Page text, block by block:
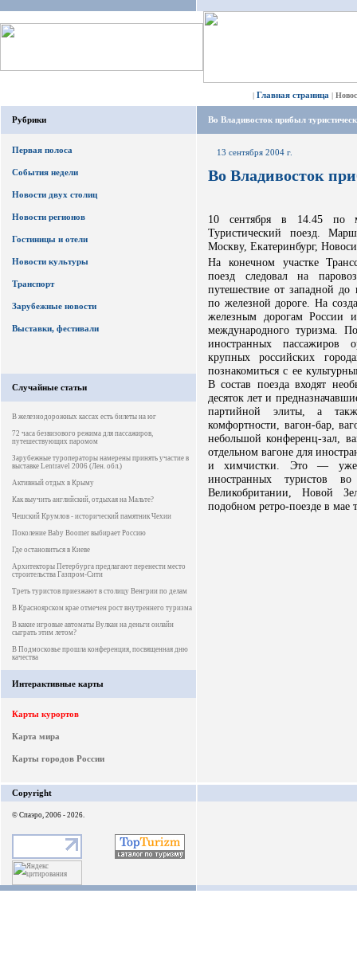
| Главная страница |
Рубрики
Первая полоса
События недели
Новости двух столиц
Новости регионов
Гостиницы и отели
Новости культуры
Транспорт
Зарубежные новости
Выставки, фестивали
Случайные статьи
В железнодорожных кассах есть билеты на юг
72 часа безвизового режима для пассажиров,
путешествующих паромом
Зарубежные туроператоры намерены принять участие в
выставке Lentravel 2006 (Лен. обл.)
Активный отдых в Крыму
Как выучить английский, отдыхая на Мальте?
Чешский Крумлов - исторический памятник Чехии
Поколение Baby Boomer выбирает Россию
Где остановиться в Киеве
Архитекторы Петербурга предлагают перенести место
строительства Газпром-Сити
Треть туристов приезжают в столицу Венгрии по делам
В Красноярском крае отмечен рост внутреннего туризма
В какие игровые автоматы Вулкан на деньги онлайн
сыграть этим летом?
В Подмосковье прошла конференция, посвященная дню
качества
Интерактивные карты
Карты курортов
Карта мира
Карты городов России
Во Владивосток прибыл
13 сентября 2004 г.
Во Владивосток
10 сентября в 14.45 по
Туристический поезд.
Москву, Екатеринбург,
На конечном участке
поезд следовал на
путешествие от западной
по железной дороге. На
железным дорогам
международного туризма.
иностранных пассажиров
крупных российских
познакомиться с ее
В состав поезда входят
десяток лет и
партийной элиты, а
комфортности, вагон-бар,
небольшой конференц-зал,
отдельном вагоне для
и химчистки. Это — уже
иностранных туристов
Великобритании, Новой
подобном ретро-поезде в мае
Copyright
© Спаэро, 2006 - 2026.